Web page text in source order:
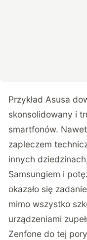
Przykład Asusa
skonsolidowany i
smartfonów.
zapleczem
innych
Samsungiem i
okazało się
mimo wszystko
urządzeniami
Zenfone do tej